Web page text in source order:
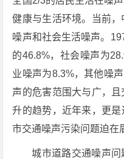
健康与生活环境。当前
噪声和社会生活噪声。
的46.8%，社会噪声为
业噪声为8.3%，其他噪
声的危害范围大与广，
升的趋势，近年来，更
市交通噪声污染问题迫在
城市道路交通噪声